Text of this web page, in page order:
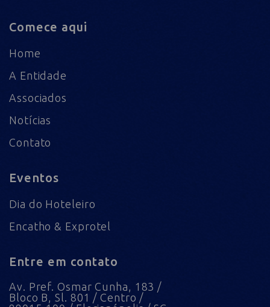
Comece aqui
Home
A Entidade
Associados
Notícias
Contato
Eventos
Dia do Hoteleiro
Encatho & Exprotel
Entre em contato
Av. Pref. Osmar Cunha, 183 /
Bloco B, Sl. 801 / Centro /